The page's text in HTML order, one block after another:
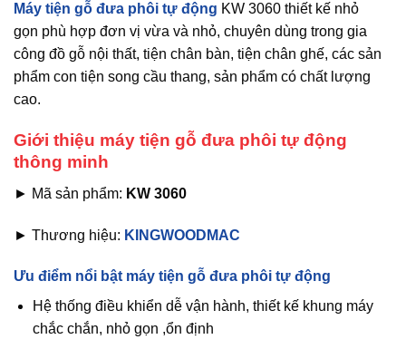
Máy tiện gỗ đưa phôi tự động KW 3060 thiết kế nhỏ
gọn phù hợp đơn vị vừa và nhỏ, chuyên dùng trong gia
công đồ gỗ nội thất, tiện chân bàn, tiện chân ghế, các sản
phẩm con tiện song cầu thang, sản phẩm có chất lượng
cao.
Giới thiệu máy tiện gỗ đưa phôi tự động
thông minh
► Mã sản phẩm: KW 3060
► Thương hiệu: KINGWOODMAC
Ưu điểm nổi bật máy tiện gỗ đưa phôi tự động
Hệ thống điều khiển dễ vận hành, thiết kế khung máy
chắc chắn, nhỏ gọn ,ổn định